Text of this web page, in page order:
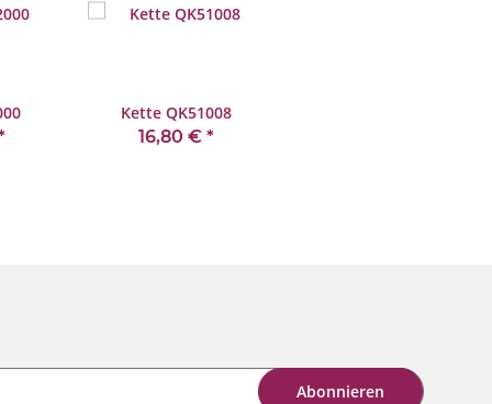
Kette QK51008
16,80 € *
Abonnieren